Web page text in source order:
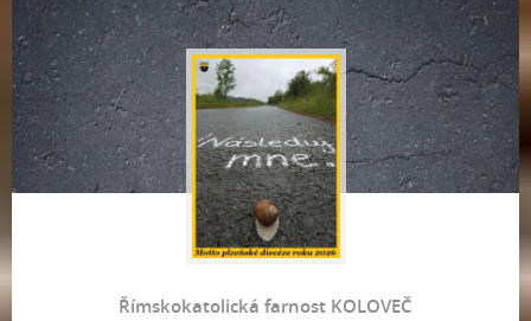
Římskokatolická farnost KOLOVEČ